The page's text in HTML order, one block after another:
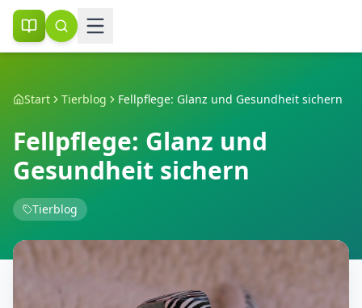
Start Tierblog Fellpflege: Glanz und Gesundheit sichern
Fellpflege: Glanz und
Gesundheit sichern
Tierblog